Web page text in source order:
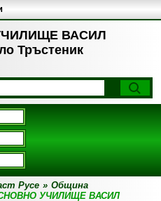
ВАСИЛ
Тръстеник
Русе » Община
УЧИЛИЩЕ ВАСИЛ